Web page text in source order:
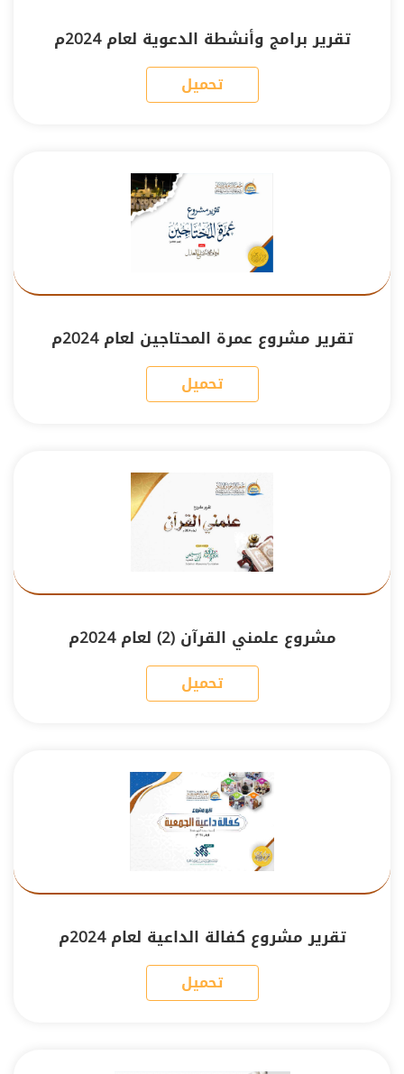
تقرير برامج وأنشطة الدعوية لعام 2024م
تحميل
تقرير مشروع عمرة المحتاجين لعام 2024م
تحميل
مشروع علمني القرآن (2) لعام 2024م
تحميل
تقرير مشروع كفالة الداعية لعام 2024م
تحميل